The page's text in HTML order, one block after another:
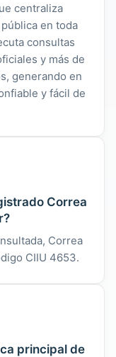
centraliza
en toda
consultas
y más de
generando en
y fácil de
Correa
Correa
CIIU 4653.
principal de